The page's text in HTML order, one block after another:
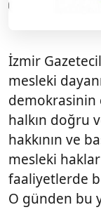
İzmir
mesleki
demokrasinin
halkın doğru
hakkının ve
mesleki
faaliyetlerde
O günden bu